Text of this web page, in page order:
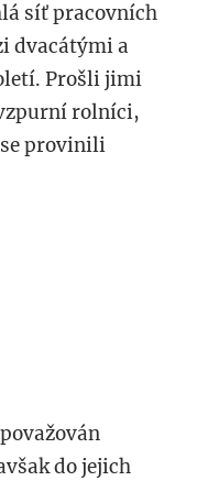
síť pracovních
dvacátými a
Prošli jimi
rolníci,
provinili
do jejich